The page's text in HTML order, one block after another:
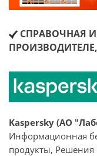
СПРАВОЧНАЯ
Kaspersky (АО
Информационная
продукты, Решения